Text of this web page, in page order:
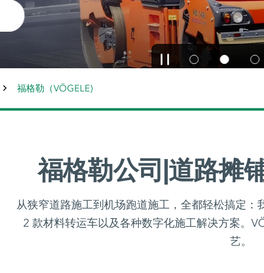
福格勒（VÖGELE)
福格勒公司|道路摊
从狭窄道路施工到机场跑道施工，全都轻松搞定：
2 款材料转运车以及各种数字化施工解决方案。
艺。